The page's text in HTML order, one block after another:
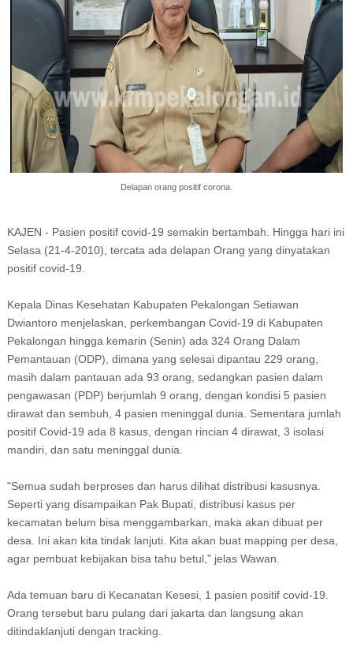
Delapan orang positif corona.
KAJEN - Pasien positif covid-19 semakin bertambah. Hingga hari ini
Selasa (21-4-2010), tercata ada delapan Orang yang dinyatakan
positif covid-19.
Kepala Dinas Kesehatan Kabupaten Pekalongan Setiawan
Dwiantoro menjelaskan, perkembangan Covid-19 di Kabupaten
Pekalongan hingga kemarin (Senin) ada 324 Orang Dalam
Pemantauan (ODP), dimana yang selesai dipantau 229 orang,
masih dalam pantauan ada 93 orang, sedangkan pasien dalam
pengawasan (PDP) berjumlah 9 orang, dengan kondisi 5 pasien
dirawat dan sembuh, 4 pasien meninggal dunia. Sementara jumlah
positif Covid-19 ada 8 kasus, dengan rincian 4 dirawat, 3 isolasi
mandiri, dan satu meninggal dunia.
"Semua sudah berproses dan harus dilihat distribusi kasusnya.
Seperti yang disampaikan Pak Bupati, distribusi kasus per
kecamatan belum bisa menggambarkan, maka akan dibuat per
desa. Ini akan kita tindak lanjuti. Kita akan buat mapping per desa,
agar pembuat kebijakan bisa tahu betul," jelas Wawan.
Ada temuan baru di Kecanatan Kesesi, 1 pasien positif covid-19.
Orang tersebut baru pulang dari jakarta dan langsung akan
ditindaklanjuti dengan tracking.